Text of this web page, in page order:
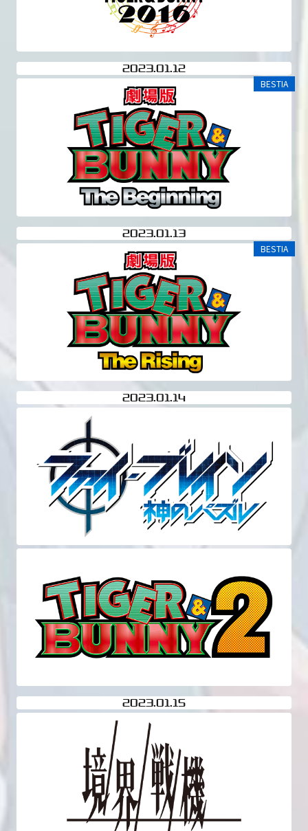
2023 01.12
BESTIA
2023 01.13
BESTIA
2023 01.14
2023 01.15